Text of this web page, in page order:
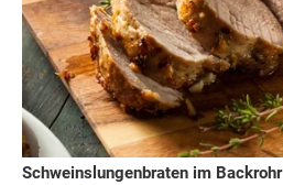
Schweinslungenbraten im Backrohr